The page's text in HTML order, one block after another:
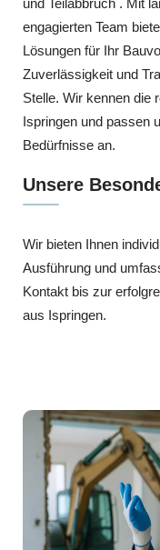
und Teilabbruch . Mit
engagierten Team
Lösungen für Ihr
Zuverlässigkeit und
Stelle. Wir kennen die
Ispringen und passen
Bedürfnisse an.
Unsere
Wir bieten Ihnen
Ausführung und
Kontakt bis zur
aus Ispringen.